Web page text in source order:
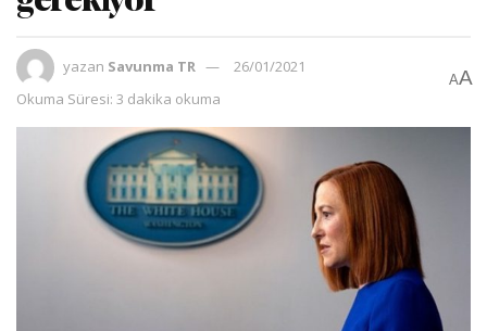
yazan Savunma TR
26/01/2021
Okuma Süresi: 3 dakika okuma
AA